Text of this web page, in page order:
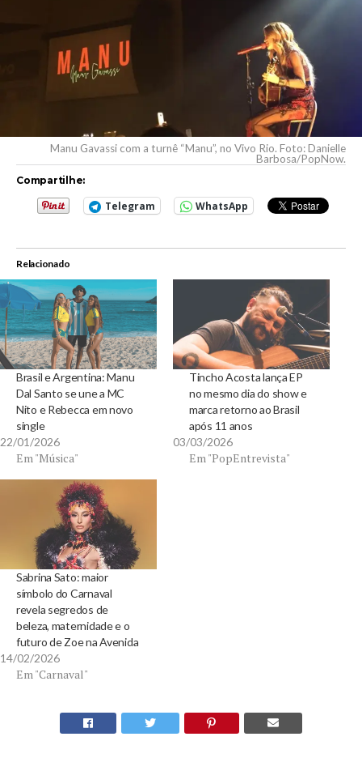
Manu Gavassi com a turnê “Manu”, no Vivo Rio. Foto: Danielle
Barbosa/PopNow.
Compartilhe:
Telegram WhatsApp
Relacionado
Brasil e Argentina: Manu
Dal Santo se une a MC
Nito e Rebecca em novo
single
22/01/2026
Em "Música"
Tincho Acosta lança EP
no mesmo dia do show e
marca retorno ao Brasil
após 11 anos
03/03/2026
Em "PopEntrevista"
Sabrina Sato: maior
símbolo do Carnaval
revela segredos de
beleza, maternidade e o
futuro de Zoe na Avenida
14/02/2026
Em "Carnaval"